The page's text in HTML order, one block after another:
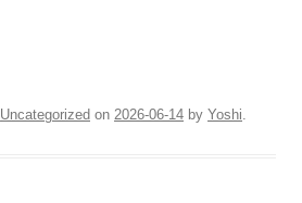
Uncategorized on 2026-06-14 by Yoshi